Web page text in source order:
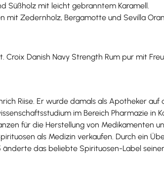
Süßholz mit leicht gebranntem Karamell.
mit Zedernholz, Bergamotte und Sevilla
Croix Danish Navy Strength Rum pur mit
Riise. Er wurde damals als Apotheker
im Bereich Pharmazie
für die Herstellung von Medikamenten
als Medizin verkaufen. Durch ein
das beliebte Spirituosen-Label